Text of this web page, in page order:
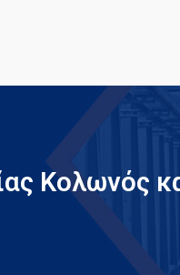
Κολωνός